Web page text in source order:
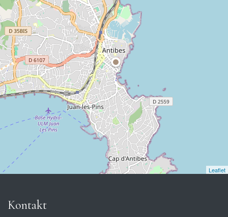
Leaflet
Kontakt